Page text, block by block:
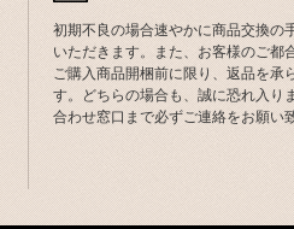
初期不良の場合速やかに商品交換の
いただきます。また、お客様のご都
ご購入商品開梱前に限り、返品を承
す。どちらの場合も、誠に恐れ入り
合わせ窓口まで必ずご連絡をお願い